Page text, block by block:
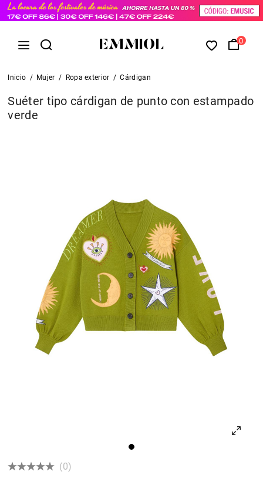
0
Inicio / Mujer / Ropa exterior / Cárdigan
Suéter tipo cárdigan de punto con estampado
verde
(0)